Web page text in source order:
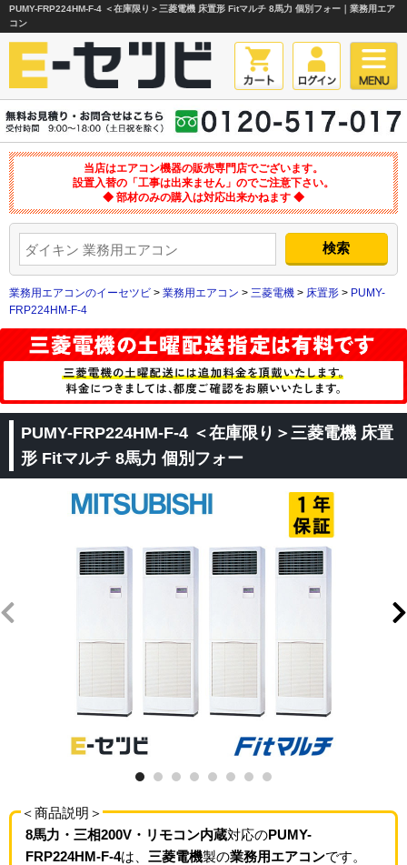
PUMY-FRP224HM-F-4 ＜在庫限り＞三菱電機 床置形 Fitマルチ 8馬力 個別フォー｜業務用エア
コン
当店はエアコン機器の販売専門店でございます。
設置入替の「工事は出来ません」のでご注意下さい。
◆ 部材のみの購入は対応出来かねます ◆
業務用エアコンのイーセツビ > 業務用エアコン > 三菱電機 > 床置形 > PUMY-
FRP224HM-F-4
PUMY-FRP224HM-F-4 ＜在庫限り＞三菱電機 床置
形 Fitマルチ 8馬力 個別フォー
＜商品説明＞
8馬力・三相200V・リモコン内蔵対応のPUMY-
FRP224HM-F-4は、 三菱電機製の業務用エアコンです。